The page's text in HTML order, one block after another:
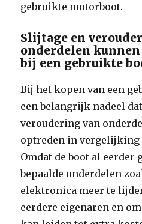
gebruikte motorboot.
Slijtage en
onderdelen
bij een gebruikte
Bij het kopen van een
een belangrijk nadeel
veroudering van
optreden in vergelijking
Omdat de boot al
bepaalde onderdelen
elektronica meer te
eerdere eigenaren en